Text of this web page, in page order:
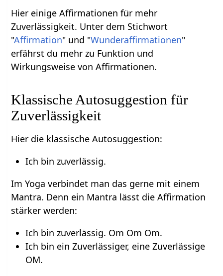
Hier einige Affirmationen für mehr
Zuverlässigkeit. Unter dem Stichwort
"Affirmation" und "Wunderaffirmationen"
erfährst du mehr zu Funktion und
Wirkungsweise von Affirmationen.
Klassische Autosuggestion für
Zuverlässigkeit
Hier die klassische Autosuggestion:
Ich bin zuverlässig.
Im Yoga verbindet man das gerne mit einem
Mantra. Denn ein Mantra lässt die Affirmation
stärker werden:
Ich bin zuverlässig. Om Om Om.
Ich bin ein Zuverlässiger, eine Zuverlässige
OM.